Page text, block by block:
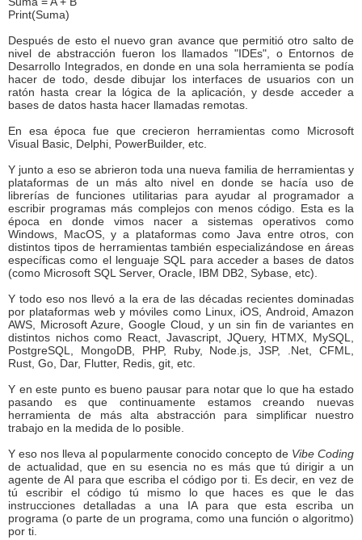
Print(Suma)
Después de esto el nuevo gran avance que permitió otro salto de
nivel de abstracción fueron los llamados "IDEs", o Entornos de
Desarrollo Integrados, en donde en una sola herramienta se podía
hacer de todo, desde dibujar los interfaces de usuarios con un
ratón hasta crear la lógica de la aplicación, y desde acceder a
bases de datos hasta hacer llamadas remotas.
En esa época fue que crecieron herramientas como Microsoft
Visual Basic, Delphi, PowerBuilder, etc.
Y junto a eso se abrieron toda una nueva familia de herramientas y
plataformas de un más alto nivel en donde se hacía uso de
librerías de funciones utilitarias para ayudar al programador a
escribir programas más complejos con menos código. Esta es la
época en donde vimos nacer a sistemas operativos como
Windows, MacOS, y a plataformas como Java entre otros, con
distintos tipos de herramientas también especializándose en áreas
específicas como el lenguaje SQL para acceder a bases de datos
(como Microsoft SQL Server, Oracle, IBM DB2, Sybase, etc).
Y todo eso nos llevó a la era de las décadas recientes dominadas
por plataformas web y móviles como Linux, iOS, Android, Amazon
AWS, Microsoft Azure, Google Cloud, y un sin fin de variantes en
distintos nichos como React, Javascript, JQuery, HTMX, MySQL,
PostgreSQL, MongoDB, PHP, Ruby, Node.js, JSP, .Net, CFML,
Rust, Go, Dar, Flutter, Redis, git, etc.
Y en este punto es bueno pausar para notar que lo que ha estado
pasando es que continuamente estamos creando nuevas
herramienta de más alta abstracción para simplificar nuestro
trabajo en la medida de lo posible.
Y eso nos lleva al popularmente conocido concepto de Vibe Coding
de actualidad, que en su esencia no es más que tú dirigir a un
agente de AI para que escriba el código por ti. Es decir, en vez de
tú escribir el código tú mismo lo que haces es que le das
instrucciones detalladas a una IA para que esta escriba un
programa (o parte de un programa, como una función o algoritmo)
por ti.